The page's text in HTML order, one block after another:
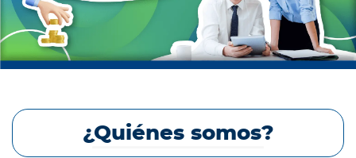
¿Quiénes somos?